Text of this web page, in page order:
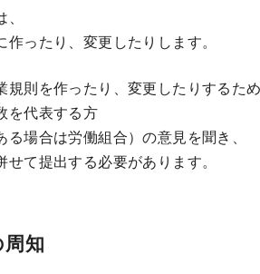
ったり、変更したりします。
規則を作ったり、変更したりするた
を代表する方
る場合は労働組合）の意見を聞き、
せて提出する必要があります。
知